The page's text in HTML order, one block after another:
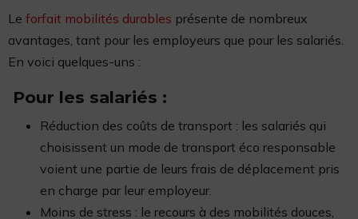
Le forfait mobilités durables présente de nombreux
avantages, tant pour les employeurs que pour les salariés.
En voici quelques-uns :
Pour les salariés :
Réduction des coûts de transport : les salariés qui
choisissent un mode de transport éco responsable
voient une partie de leurs frais de déplacement pris
en charge par leur employeur.
Moins de stress : le recours à des mobilités douces,